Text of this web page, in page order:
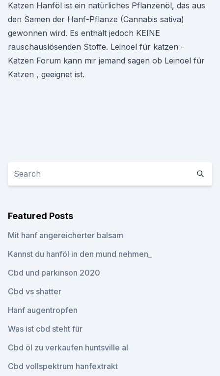
Katzen Hanföl ist ein natürliches Pflanzenöl, das aus
den Samen der Hanf-Pflanze (Cannabis sativa)
gewonnen wird. Es enthält jedoch KEINE
rauschauslösenden Stoffe. Leinoel für katzen -
Katzen Forum kann mir jemand sagen ob Leinoel für
Katzen , geeignet ist.
Featured Posts
Mit hanf angereicherter balsam
Kannst du hanföl in den mund nehmen_
Cbd und parkinson 2020
Cbd vs shatter
Hanf augentropfen
Was ist cbd steht für
Cbd öl zu verkaufen huntsville al
Cbd vollspektrum hanfextrakt